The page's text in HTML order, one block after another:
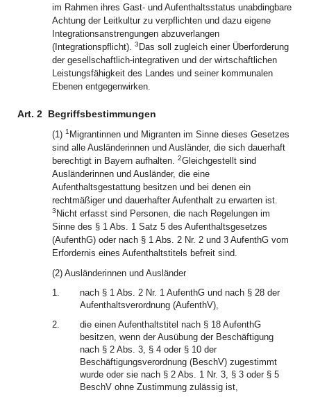
im Rahmen ihres Gast- und Aufenthaltsstatus unabdingbare
Achtung der Leitkultur zu verpflichten und dazu eigene
Integrationsanstrengungen abzuverlangen
(Integrationspflicht). 3 Das soll zugleich einer Überforderung
der gesellschaftlich-integrativen und der wirtschaftlichen
Leistungsfähigkeit des Landes und seiner kommunalen
Ebenen entgegenwirken.
Art. 2 Begriffsbestimmungen
(1) 1 Migrantinnen und Migranten im Sinne dieses Gesetzes
sind alle Ausländerinnen und Ausländer, die sich dauerhaft
berechtigt in Bayern aufhalten. 2Gleichgestellt sind
Ausländerinnen und Ausländer, die eine
Aufenthaltsgestattung besitzen und bei denen ein
rechtmäßiger und dauerhafter Aufenthalt zu erwarten ist.
3 Nicht erfasst sind Personen, die nach Regelungen im
Sinne des § 1 Abs. 1 Satz 5 des Aufenthaltsgesetzes
(AufenthG) oder nach § 1 Abs. 2 Nr. 2 und 3 AufenthG vom
Erfordernis eines Aufenthaltstitels befreit sind.
(2) Ausländerinnen und Ausländer
1.
nach § 1 Abs. 2 Nr. 1 AufenthG und nach § 28 der
Aufenthaltsverordnung (AufenthV),
2.
die einen Aufenthaltstitel nach § 18 AufenthG
besitzen, wenn der Ausübung der Beschäftigung
nach § 2 Abs. 3, § 4 oder § 10 der
Beschäftigungsverordnung (BeschV) zugestimmt
wurde oder sie nach § 2 Abs. 1 Nr. 3, § 3 oder § 5
BeschV ohne Zustimmung zulässig ist,